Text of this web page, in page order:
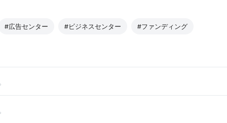
#広告センター #ビジネスセンター #ファンディング